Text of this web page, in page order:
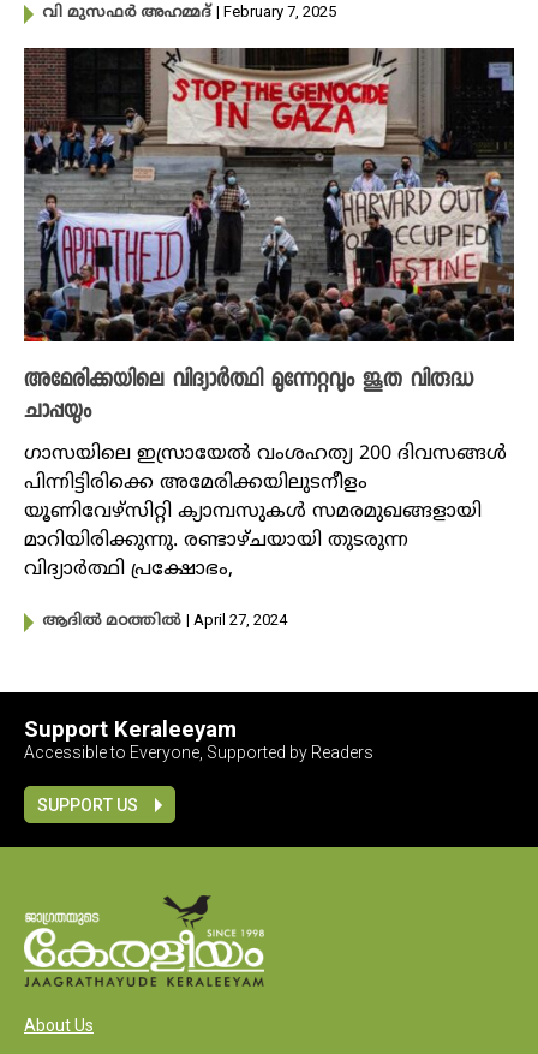
വി മുസഫർ അഹമ്മദ് | February 7, 2025
അമേരിക്കയിലെ വിദ്യാർത്ഥി മുന്നേറ്റവും ജൂത വിരുദ്ധ
ചാപ്പയും
ഗാസയിലെ ഇസ്രായേൽ വംശഹത്യ 200 ദിവസങ്ങൾ
പിന്നിട്ടിരിക്കെ അമേരിക്കയിലുടനീളം
യൂണിവേഴ്സിറ്റി ക്യാമ്പസുകൾ സമരമുഖങ്ങളായി
മാറിയിരിക്കുന്നു. രണ്ടാഴ്ചയായി തുടരുന്ന
വിദ്യാർത്ഥി പ്രക്ഷോഭം,
ആദിൽ മഠത്തിൽ | April 27, 2024
Support Keraleeyam
Accessible to Everyone, Supported by Readers
SUPPORT US
About Us